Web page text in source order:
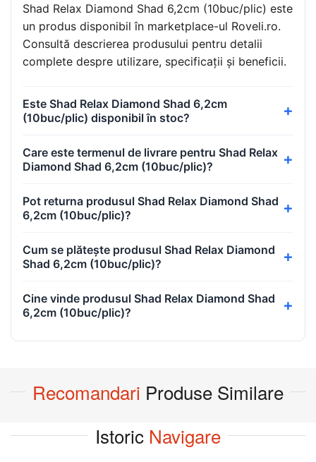
Shad Relax Diamond Shad 6,2cm (10buc/plic) este
un produs disponibil în marketplace-ul Roveli.ro.
Consultă descrierea produsului pentru detalii
complete despre utilizare, specificații și beneficii.
Este Shad Relax Diamond Shad 6,2cm
(10buc/plic) disponibil în stoc?
Care este termenul de livrare pentru Shad Relax
Diamond Shad 6,2cm (10buc/plic)?
Pot returna produsul Shad Relax Diamond Shad
6,2cm (10buc/plic)?
Cum se plătește produsul Shad Relax Diamond
Shad 6,2cm (10buc/plic)?
Cine vinde produsul Shad Relax Diamond Shad
6,2cm (10buc/plic)?
Recomandari Produse Similare
Istoric Navigare